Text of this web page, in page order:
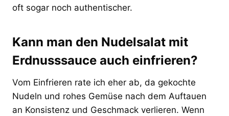
oft sogar noch authentischer.
Kann man den Nudelsalat mit
Erdnusssauce auch einfrieren?
Vom Einfrieren rate ich eher ab, da gekochte
Nudeln und rohes Gemüse nach dem Auftauen
an Konsistenz und Geschmack verlieren. Wenn